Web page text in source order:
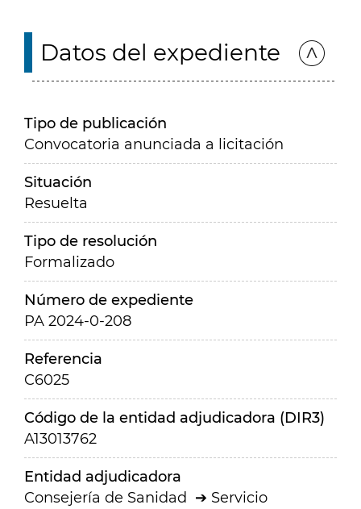
Datos del expediente
Tipo de publicación
Convocatoria anunciada a licitación
Situación
Resuelta
Tipo de resolución
Formalizado
Número de expediente
PA 2024-0-208
Referencia
C6025
Código de la entidad adjudicadora (DIR3)
A13013762
Entidad adjudicadora
Consejería de Sanidad
Servicio